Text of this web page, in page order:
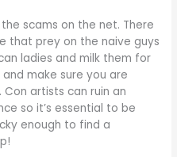
scams on the net. There
that prey on the naive guys
ladies and milk them for
make sure you are
artists can ruin an
so it’s essential to be
enough to find a